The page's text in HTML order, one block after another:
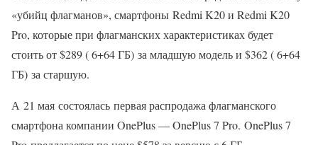
«убийц флагманов», смартфоны Redmi K20 и Redmi K20
Pro, которые при флагманских характеристиках будет
стоить от $289 ( 6+64 ГБ) за младшую модель и $362 ( 6+64
ГБ) за старшую.
А 21 мая состоялась первая распродажа флагманского
смартфона компании OnePlus — OnePlus 7 Pro. OnePlus 7